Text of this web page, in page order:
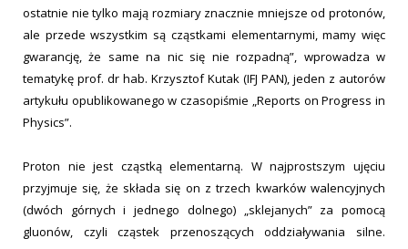
ostatnie nie tylko mają rozmiary znacznie mniejsze od protonów,
ale przede wszystkim są cząstkami elementarnymi, mamy więc
gwarancję, że same na nic się nie rozpadną”, wprowadza w
tematykę prof. dr hab. Krzysztof Kutak (IFJ PAN), jeden z autorów
artykułu opublikowanego w czasopiśmie „Reports on Progress in
Physics”.
Proton nie jest cząstką elementarną. W najprostszym ujęciu
przyjmuje się, że składa się on z trzech kwarków walencyjnych
(dwóch górnych i jednego dolnego) „sklejanych” za pomocą
gluonów, czyli cząstek przenoszących oddziaływania silne.